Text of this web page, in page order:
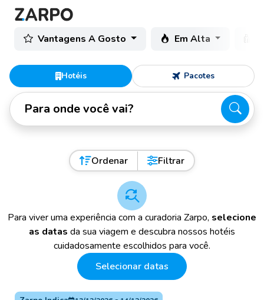
Vantagens A Gosto Em Alta
Hotéis Pacotes
Para onde você vai?
Ordenar Filtrar
Para viver uma experiência com a curadoria Zarpo, selecione
as datas da sua viagem e descubra nossos hotéis
cuidadosamente escolhidos para você.
Selecionar datas